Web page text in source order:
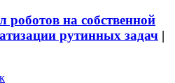
на собственной
рутинных задач |